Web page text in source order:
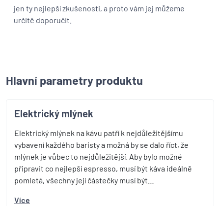
jen ty nejlepší zkušenosti, a proto vám jej můžeme
určitě doporučit.
Hlavní parametry produktu
Elektrický mlýnek
Elektrický mlýnek na kávu patří k nejdůležitějšímu
vybavení každého baristy a možná by se dalo říct, že
mlýnek je vůbec to nejdůležitější. Aby bylo možné
připravit co nejlepší espresso, musí být káva ideálně
pomletá, všechny její částečky musí být…
Více